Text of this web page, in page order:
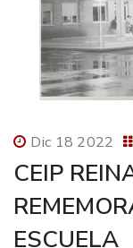
Dic 18 2022
CEIP
ESCUELA